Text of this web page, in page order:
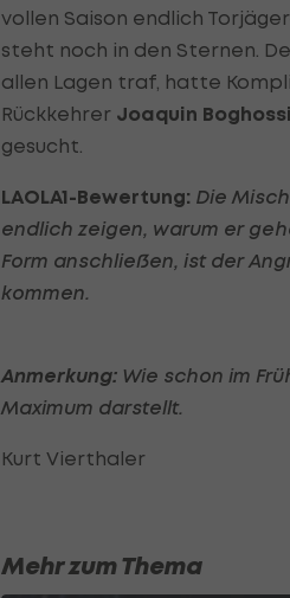
vollen Saison endlich
steht noch in den Sternen.
allen Lagen traf, hatte
Rückkehrer Joaquin
gesucht.
LAOLA1-Bewertung: Die
endlich zeigen, warum er
Form anschließen, ist der
kommen.
Anmerkung: Wie schon im
Maximum darstellt.
Kurt Vierthaler
Mehr zum Thema